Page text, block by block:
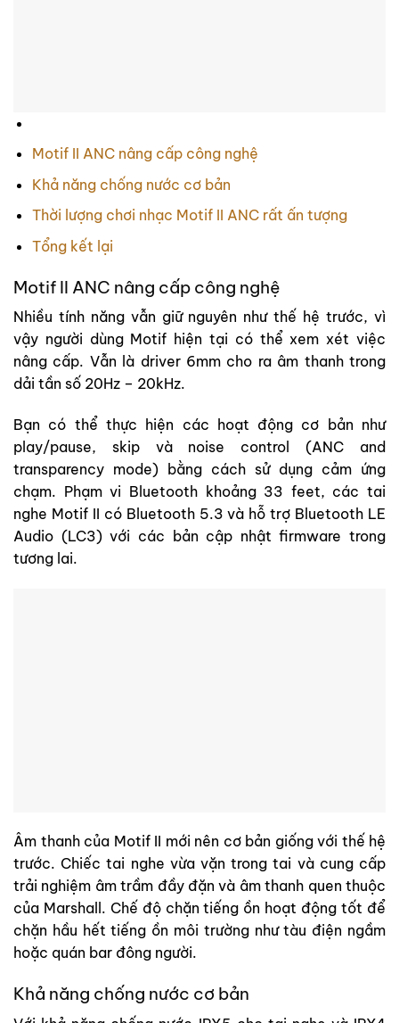
Motif II ANC nâng cấp công nghệ
Khả năng chống nước cơ bản
Thời lượng chơi nhạc Motif II ANC rất ấn tượng
Tổng kết lại
Motif II ANC nâng cấp công nghệ
Nhiều tính năng vẫn giữ nguyên như thế hệ trước, vì
vậy người dùng Motif hiện tại có thể xem xét việc
nâng cấp. Vẫn là driver 6mm cho ra âm thanh trong
dải tần số 20Hz – 20kHz.
Bạn có thể thực hiện các hoạt động cơ bản như
play/pause, skip và noise control (ANC and
transparency mode) bằng cách sử dụng cảm ứng
chạm. Phạm vi Bluetooth khoảng 33 feet, các tai
nghe Motif II có Bluetooth 5.3 và hỗ trợ Bluetooth LE
Audio (LC3) với các bản cập nhật firmware trong
tương lai.
Âm thanh của Motif II mới nên cơ bản giống với thế hệ
trước. Chiếc tai nghe vừa vặn trong tai và cung cấp
trải nghiệm âm trầm đầy đặn và âm thanh quen thuộc
của Marshall. Chế độ chặn tiếng ồn hoạt động tốt để
chặn hầu hết tiếng ồn môi trường như tàu điện ngầm
hoặc quán bar đông người.
Khả năng chống nước cơ bản